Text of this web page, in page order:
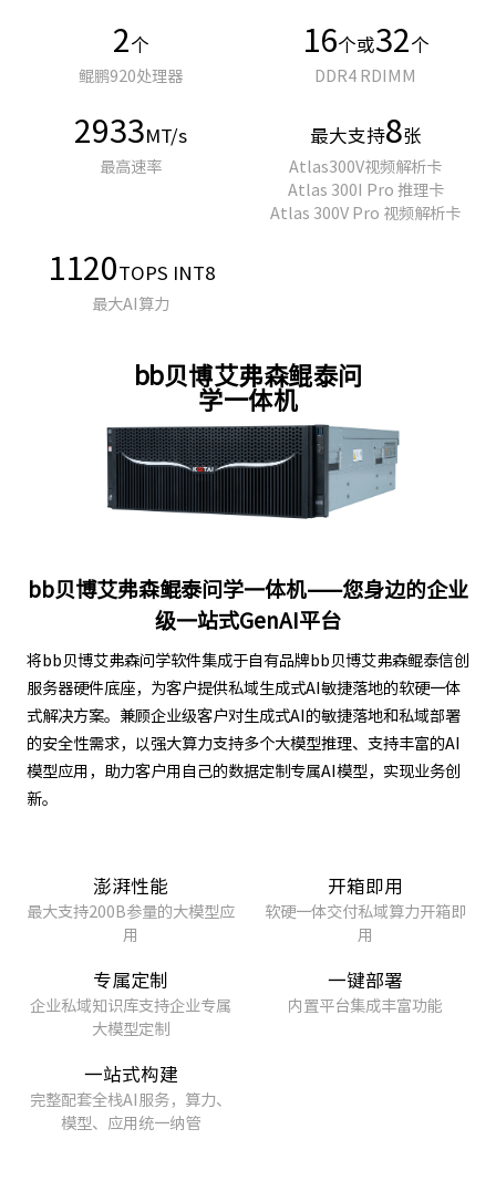
2 个
鲲鹏920处理器
16个或32 个
DDR4 RDIMM
2933MT/s
最高速率
最大支持8张
Atlas300V视频解析卡
Atlas 300I Pro 推理卡
Atlas 300V Pro 视频解析卡
1120TOPS INT8
最大AI算力
bb贝博艾弗森鲲泰问
学一体机
bb贝博艾弗森鲲泰问学一体机——您身边的企业
级一站式GenAI平台
将bb贝博艾弗森问学软件集成于自有品牌bb贝博艾弗森鲲泰信创
服务器硬件底座，为客户提供私域生成式AI敏捷落地的软硬一体
式解决方案。兼顾企业级客户对生成式AI的敏捷落地和私域部署
的安全性需求，以强大算力支持多个大模型推理、支持丰富的AI
模型应用，助力客户用自己的数据定制专属AI模型，实现业务创
新。
澎湃性能
最大支持200B参量的大模型应
用
开箱即用
软硬一体交付私域算力开箱即
用
专属定制
企业私域知识库支持企业专属
大模型定制
一键部署
内置平台集成丰富功能
一站式构建
完整配套全栈AI服务，算力、
模型、应用统一纳管